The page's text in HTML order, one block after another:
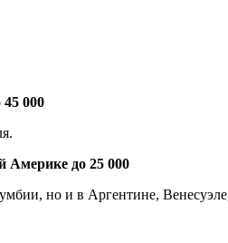
000
Америке до 25 000
но и в Аргентине,